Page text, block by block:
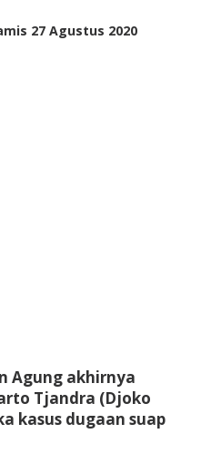
27 Agustus 2020
Agung akhirnya
Tjandra (Djoko
kasus dugaan suap